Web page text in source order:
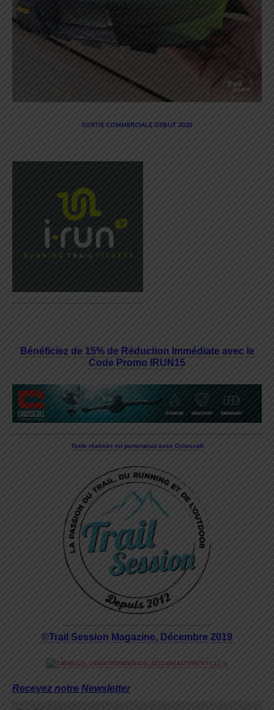
SORTIE COMMERCIALE DEBUT 2020
Bénéficiez de 15% de Réduction Immédiate avec le
Code Promo IRUN15
Tests réalisés en partenariat avec Crosscall
©Trail Session Magazine, Décembre 2019
Recevez notre Newsletter